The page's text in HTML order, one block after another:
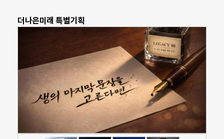
더나은미래 특별기획